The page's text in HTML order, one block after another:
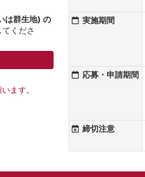
は群生地) の
くださ
ます。
実施期間
応募・申請期間
締切注意